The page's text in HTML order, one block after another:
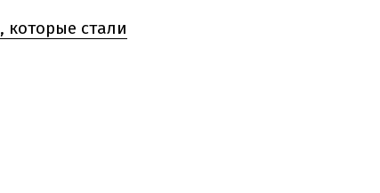
которые стали